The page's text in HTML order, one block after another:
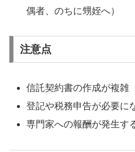
偶者、のちに甥姪へ）
注意点
信託契約書の作成が複雑
登記や税務申告が必要に
専門家への報酬が発生す